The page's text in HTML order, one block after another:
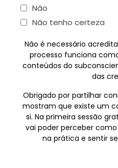
Não
Não tenho certeza
Não é necessário
processo funciona
conteúdos do
das
Obrigado por partilhar
mostram que existe um
si. Na primeira sessão
vai poder perceber
na prática e sentir